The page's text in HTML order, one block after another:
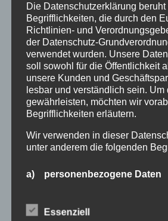
Kategorien
Allgemein
Amtliche Bekanntmachungen
Bürgerinformationen
Fortbildungen
Klimaschutz Best Practice
Startseite
2024 agathazell
Die Datenschutzerklärung beruht
Begrifflichkeiten, die durch den
Richtlinien- und
der Datenschutz-
verwendet wurden. Unsere
soll sowohl für die Öffentlichkeit
unsere Kunden und
lesbar und verständlich sein. Um
gewährleisten, möchten wir
Begrifflichkeiten erläutern.
Wir verwenden in dieser
unter anderem die folgenden
a) personenbezogene Daten
die sich auf eine identifizierte
Essenziell